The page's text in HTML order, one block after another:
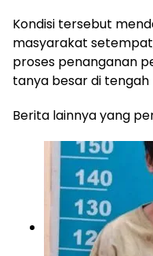
Kondisi tersebut
masyarakat
proses penanganan
tanya besar di
Berita lainnya yang